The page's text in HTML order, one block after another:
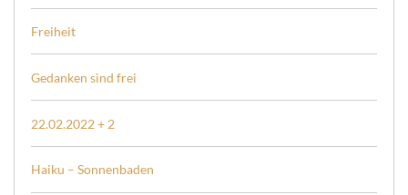
Freiheit
Gedanken sind frei
22.02.2022 + 2
Haiku – Sonnenbaden